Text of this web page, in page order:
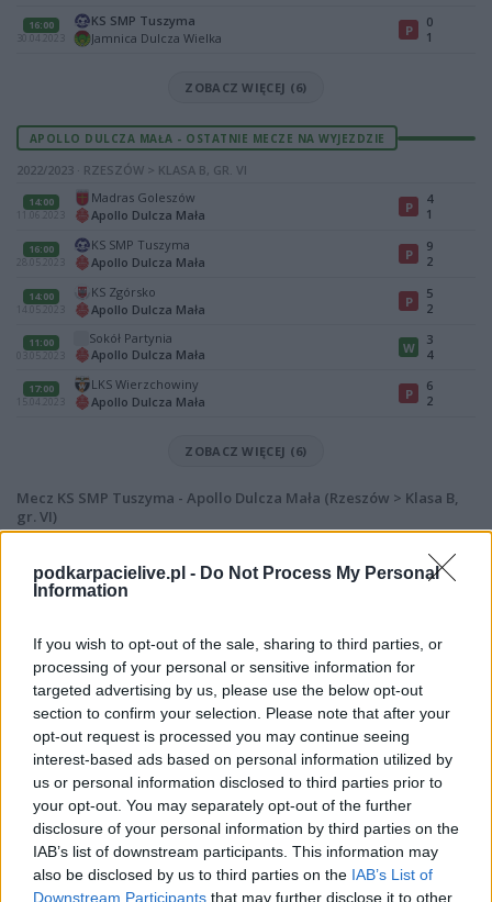
podkarpacielive.pl - Do Not Process My Personal
Information
If you wish to opt-out of the sale, sharing to third parties, or
processing of your personal or sensitive information for
targeted advertising by us, please use the below opt-out
section to confirm your selection. Please note that after your
opt-out request is processed you may continue seeing
interest-based ads based on personal information utilized by
us or personal information disclosed to third parties prior to
your opt-out. You may separately opt-out of the further
disclosure of your personal information by third parties on the
IAB’s list of downstream participants. This information may
also be disclosed by us to third parties on the IAB’s List of
Downstream Participants that may further disclose it to other
16:00
30.04.2023
KS SMP Tuszyma
Jamnica Dulcza Wielka
P
0
1
ZOBACZ WIĘCEJ (6)
APOLLO DULCZA MAŁA - OSTATNIE MECZE NA WYJEZDZIE
2022/2023 · RZESZÓW > KLASA B, GR. VI
14:00
11.06.2023
Madras Goleszów
Apollo Dulcza Mała
P
4
1
16:00
28.05.2023
KS SMP Tuszyma
Apollo Dulcza Mała
P
9
2
14:00
14.05.2023
KS Zgórsko
Apollo Dulcza Mała
P
5
2
11:00
03.05.2023
Sokół Partynia
Apollo Dulcza Mała
W
3
4
17:00
15.04.2023
LKS Wierzchowiny
Apollo Dulcza Mała
P
6
2
ZOBACZ WIĘCEJ (6)
Mecz KS SMP Tuszyma - Apollo Dulcza Mała (Rzeszów > Klasa B,
gr. VI)
zostanie w ramach Rzeszów > Klasa B, gr. VI (19. kolejki - Rzeszów > Klasa
B, gr. VI).
bramek, kartki, składy, statystyki i informacje o przebiegu
spotkania. To kompletne źródło danych dla kibiców i pasjonatów
lokalnej piłki nożnej. Jeżeli aktualnie nie widzisz tutaj danych z pewnością
pracujemy nad tym żeby je uzupełnić.
Wynik meczu KS SMP Tuszyma vs Apollo Dulcza Mała
Po zakończeniu spotkania automatycznie publikujemyoficjalny wynik
spotkania, a także dane meczowe, jeśli są dostępne.
Pełny harmonogram rozgrywek dostępny jest tutaj:Rzeszów > Klasa B,
gr. VI - terminarz.
Informacje o składach i strzelcach
W miarę dostępności danych, publikujemyskłady wyjściowe,